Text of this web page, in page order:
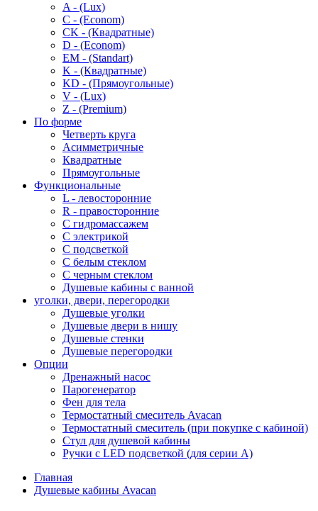
A - (Lux)
C - (Econom)
CK - (Квадратные)
D - (Econom)
EM - (Standart)
K - (Квадратные)
KD - (Прямоугольные)
V - (Lux)
Z - (Premium)
По форме
Четверть круга
Асимметричные
Квадратные
Прямоугольные
Функциональные
L - левосторонние
R - правосторонние
С гидромассажем
С электрикой
С подсветкой
С белым стеклом
С черным стеклом
Душевые кабины с ванной
уголки, двери, перегородки
Душевые уголки
Душевые двери в нишу
Душевые стенки
Душевые перегородки
Опции
Дренажный насос
Парогенератор
Фен для тела
Термостатный смеситель Avacan
Термостатный смеситель (при покупке с кабиной)
Стул для душевой кабины
Ручки с LED подсветкой (для серии A)
Главная
Душевые кабины Avacan